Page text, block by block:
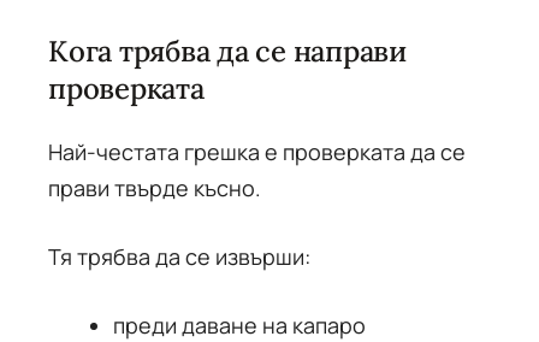
Кога трябва да се направи
проверката
Най-честата грешка е проверката да се
прави твърде късно.
Тя трябва да се извърши:
преди даване на капаро